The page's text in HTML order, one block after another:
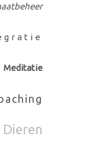
Meditatie
Dieren